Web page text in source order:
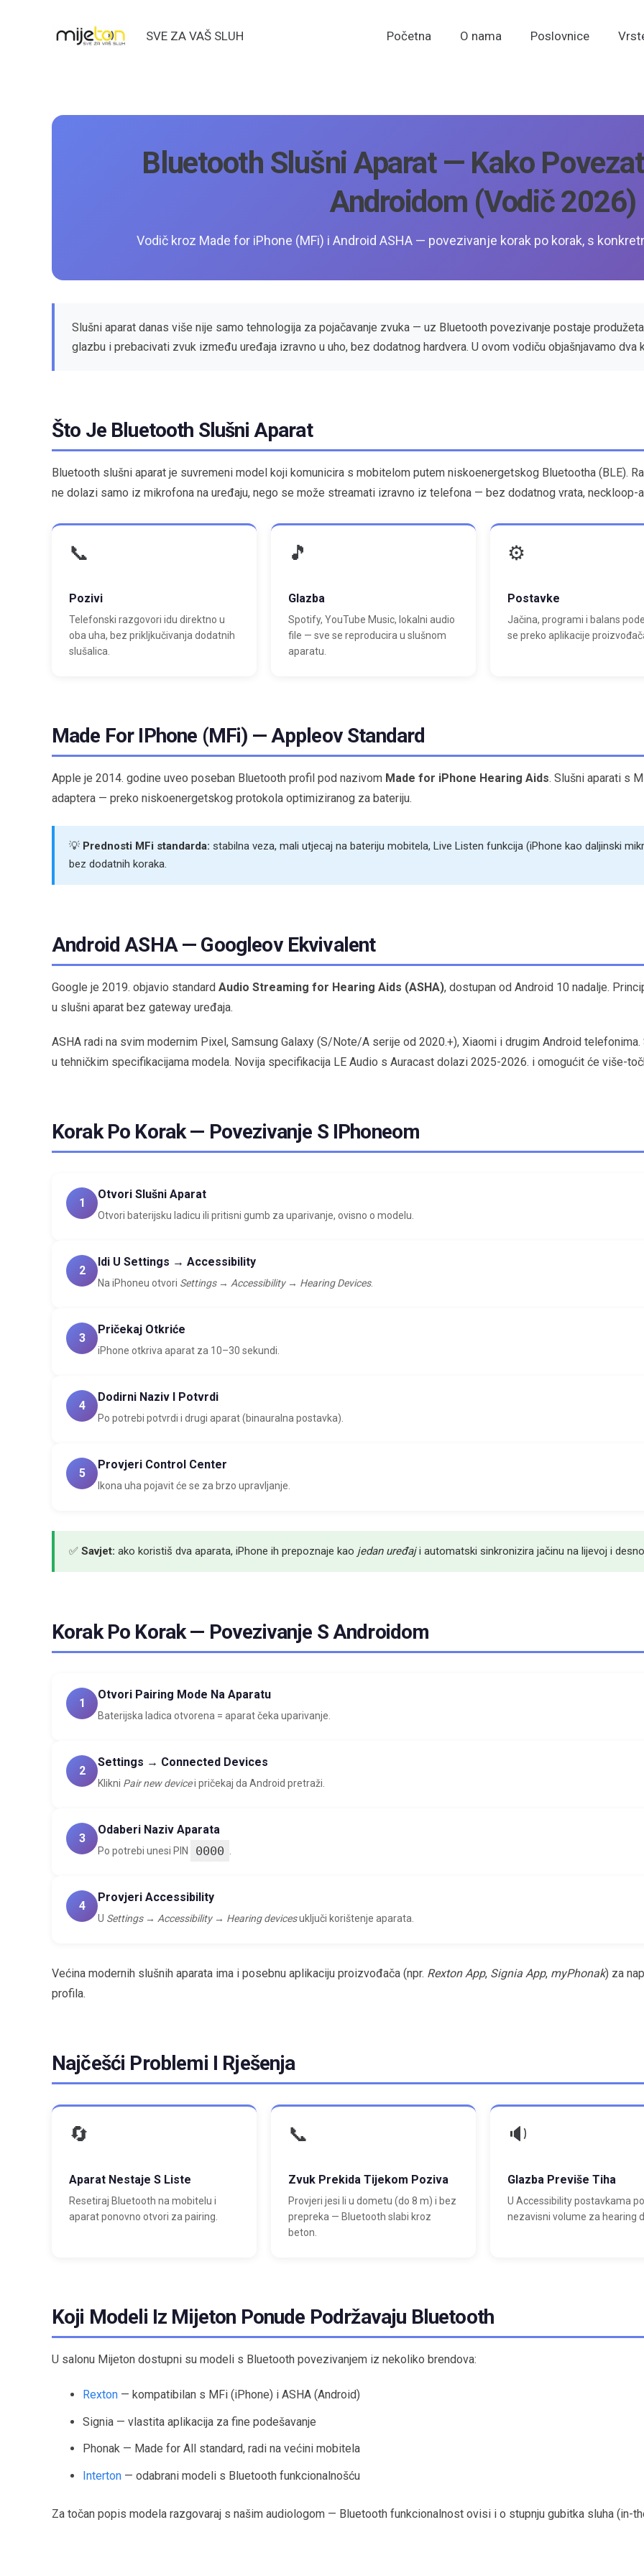
SVE ZA VAŠ SLUH Početna O nama Poslovnice
Bluetooth Slušni Aparat — Kako
Androidom (vodič 2026)
Vodič kroz Made for iPhone (MFi) i Android ASHA — povezivanje korak po korak, s
Slušni aparat danas više nije samo tehnologija za pojačavanje zvuka — uz Bluetooth povezivanje postaje
glazbu i prebacivati zvuk između uređaja izravno u uho, bez dodatnog hardvera. U ovom vodiču objašnjavamo dva
Što Je Bluetooth Slušni Aparat
Bluetooth slušni aparat je suvremeni model koji komunicira s mobitelom putem niskoenergetskog Bluetootha (BLE).
ne dolazi samo iz mikrofona na uređaju, nego se može streamati izravno iz telefona — bez dodatnog vrata, neckloop-
📞
Pozivi
Telefonski razgovori idu direktno u
oba uha, bez prikljkučivanja dodatnih
slušalica.
🎵
Glazba
Spotify, YouTube Music, lokalni audio
file — sve se reproducira u slušnom
aparatu.
⚙️
Postavke
Jačina, programi i balans
se preko aplikacije
Made For IPhone (MFi) — Appleov Standard
Apple je 2014. godine uveo poseban Bluetooth profil pod nazivom Made for iPhone Hearing Aids. Slušni aparati s
adaptera — preko niskoenergetskog protokola optimiziranog za bateriju.
💡 Prednosti MFi standarda: stabilna veza, mali utjecaj na bateriju mobitela, Live Listen funkcija (iPhone kao daljinski
bez dodatnih koraka.
Android ASHA — Googleov Ekvivalent
Google je 2019. objavio standard Audio Streaming for Hearing Aids (ASHA), dostupan od Android 10 nadalje.
u slušni aparat bez gateway uređaja.
ASHA radi na svim modernim Pixel, Samsung Galaxy (S/Note/A serije od 2020.+), Xiaomi i drugim Android
u tehničkim specifikacijama modela. Novija specifikacija LE Audio s Auracast dolazi 2025-2026. i omogućit će više-
Korak Po Korak — Povezivanje S IPhoneom
1
Otvori Slušni Aparat
Otvori baterijsku ladicu ili pritisni gumb za uparivanje, ovisno o modelu.
2
Idi U Settings → Accessibility
Na iPhoneu otvori Settings → Accessibility → Hearing Devices.
3
Pričekaj Otkriće
iPhone otkriva aparat za 10–30 sekundi.
4
Dodirni Naziv I Potvrdi
Po potrebi potvrdi i drugi aparat (binauralna postavka).
5
Provjeri Control Center
Ikona uha pojavit će se za brzo upravljanje.
✅ Savjet: ako koristiš dva aparata, iPhone ih prepoznaje kao jedan uređaji automatski sinkronizira jačinu na lijevoj i
Korak Po Korak — Povezivanje S Androidom
1
Otvori Pairing Mode Na Aparatu
Baterijska ladica otvorena = aparat čeka uparivanje.
2
Settings → Connected Devices
Klikni Pair new devicei pričekaj da Android pretraži.
3
Odaberi Naziv Aparata
Po potrebi unesi PIN 0000
4
Provjeri Accessibility
U Settings → Accessibility → Hearing devicesuključi korištenje aparata.
Većina modernih slušnih aparata ima i posebnu aplikaciju proizvođača (npr. Rexton App, Signia App, myPhonak) za
profila.
Najčešći Problemi I Rješenja
🔄
Aparat Nestaje S Liste
Resetiraj Bluetooth na mobitelu i
aparat ponovno otvori za pairing.
📞
Zvuk Prekida Tijekom Poziva
Provjeri jesi li u dometu (do 8 m) i bez
prepreka — Bluetooth slabi kroz
beton.
🔉
Glazba Previše Tiha
U Accessibility postavkama
nezavisni volume za hearing
Koji Modeli Iz Mijeton Ponude Podržavaju Bluetooth
U salonu Mijeton dostupni su modeli s Bluetooth povezivanjem iz nekoliko brendova:
Rexton— kompatibilan s MFi (iPhone) i ASHA (Android)
Signia — vlastita aplikacija za fine podešavanje
Phonak — Made for All standard, radi na većini mobitela
Interton— odabrani modeli s Bluetooth funkcionalnošću
Za točan popis modela razgovaraj s našim audiologom — Bluetooth funkcionalnost ovisi i o stupnju gubitka sluha (in-